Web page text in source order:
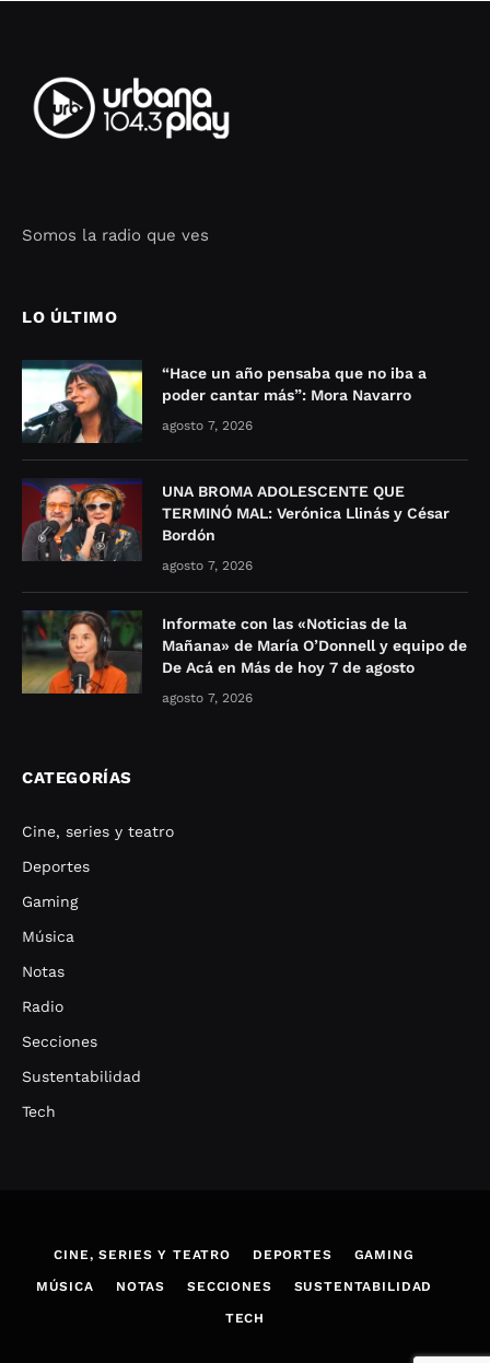
Somos la radio que ves
LO ÚLTIMO
“Hace un año pensaba que no iba a
poder cantar más”: Mora Navarro
agosto 7, 2026
UNA BROMA ADOLESCENTE QUE
TERMINÓ MAL: Verónica Llinás y César
Bordón
agosto 7, 2026
Informate con las «Noticias de la
Mañana» de María O’Donnell y equipo de
De Acá en Más de hoy 7 de agosto
agosto 7, 2026
CATEGORÍAS
Cine, series y teatro
Deportes
Gaming
Música
Notas
Radio
Secciones
Sustentabilidad
Tech
CINE, SERIES Y TEATRO DEPORTES GAMING
MÚSICA NOTAS SECCIONES SUSTENTABILIDAD
TECH